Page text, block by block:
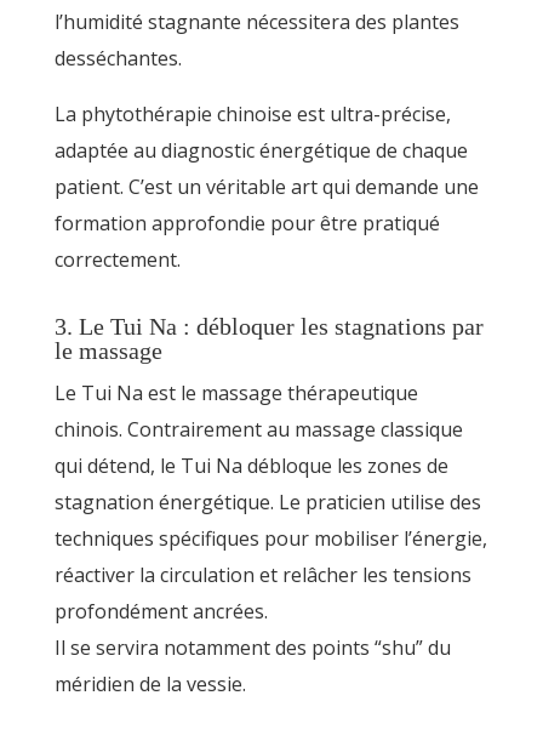
l’humidité stagnante nécessitera des plantes
desséchantes.
La phytothérapie chinoise est ultra-précise,
adaptée au diagnostic énergétique de chaque
patient. C’est un véritable art qui demande une
formation approfondie pour être pratiqué
correctement.
3. Le Tui Na : débloquer les stagnations par
le massage
Le Tui Na est le massage thérapeutique
chinois. Contrairement au massage classique
qui détend, le Tui Na débloque les zones de
stagnation énergétique. Le praticien utilise des
techniques spécifiques pour mobiliser l’énergie,
réactiver la circulation et relâcher les tensions
profondément ancrées.
Il se servira notamment des points “shu” du
méridien de la vessie.